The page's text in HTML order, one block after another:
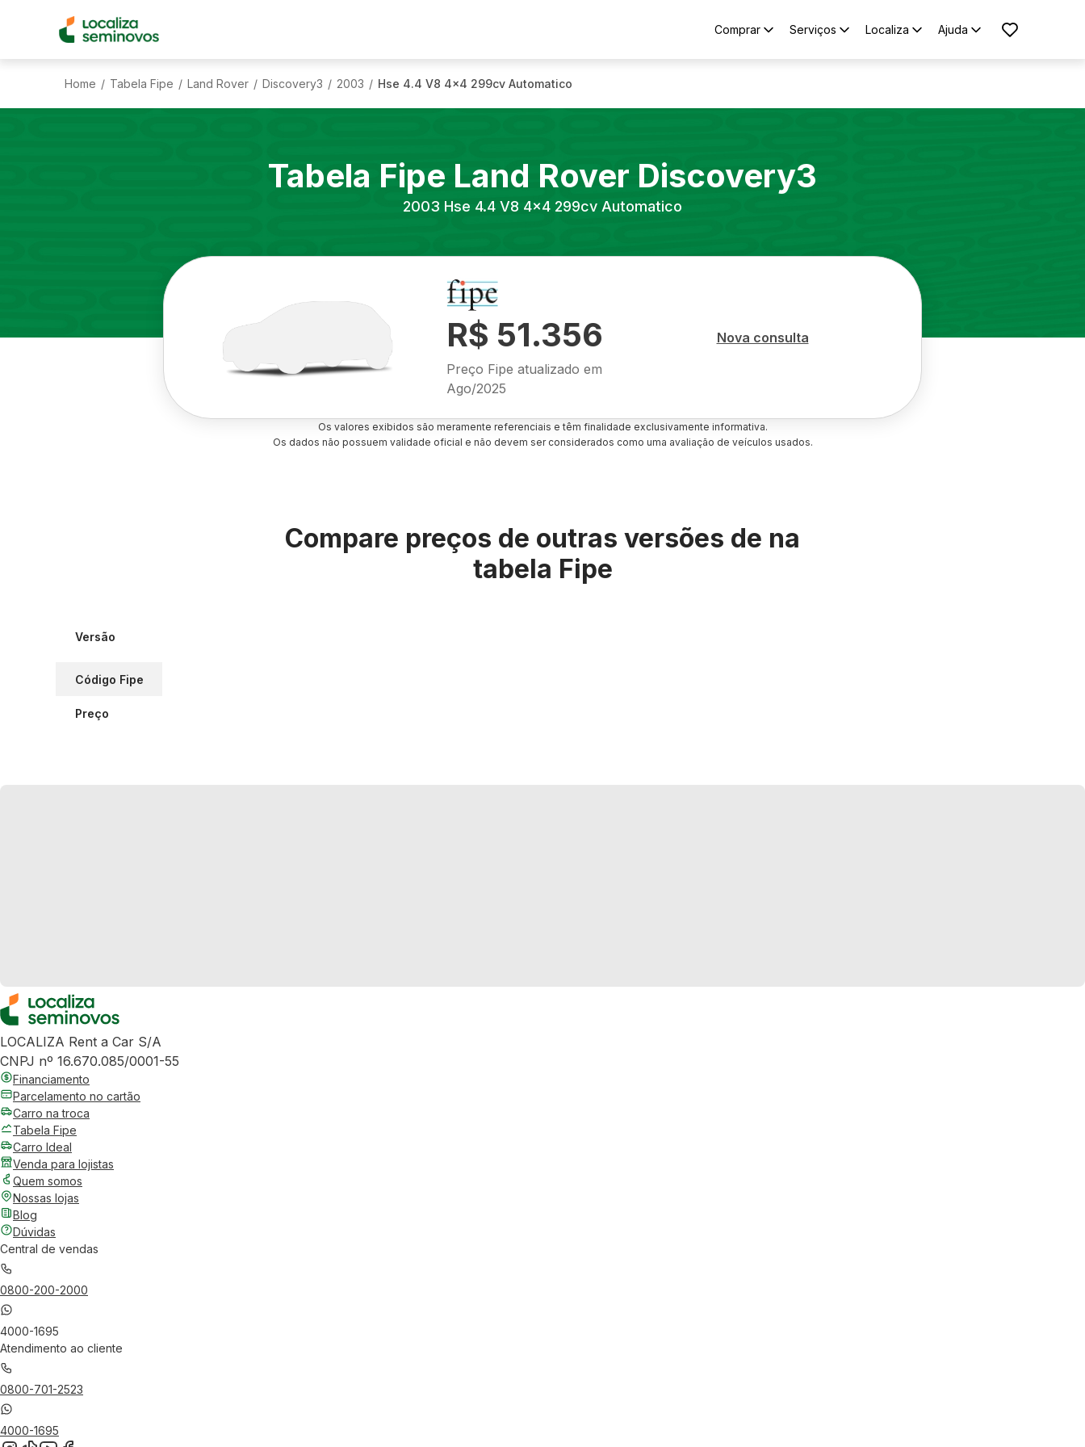
Comprar Serviços Localiza Ajuda
Home / Tabela Fipe / Land Rover / Discovery3 / 2003 / Hse 4.4 V8 4x4 299cv Automatico
Tabela Fipe Land Rover Discovery3
2003 Hse 4.4 V8 4x4 299cv Automatico
R$ 51.356
Preço Fipe atualizado em
Ago/2025
Nova consulta
Os valores exibidos são meramente referenciais e têm finalidade exclusivamente informativa.
Os dados não possuem validade oficial e não devem ser considerados como uma avaliação de veículos usados.
Compare preços de outras versões de na
tabela Fipe
Versão
Código Fipe
Preço
LOCALIZA Rent a Car S/A
CNPJ nº 16.670.085/0001-55
Financiamento
Parcelamento no cartão
Carro na troca
Tabela Fipe
Carro Ideal
Venda para lojistas
Quem somos
Nossas lojas
Blog
Dúvidas
Central de vendas
0800-200-2000
4000-1695
Atendimento ao cliente
0800-701-2523
4000-1695